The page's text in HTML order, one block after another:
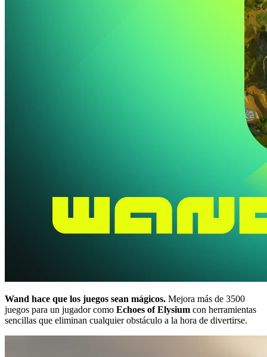
Wand hace que los juegos sean mágicos. Mejora más de 3500
juegos para un jugador como Echoes of Elysium con herramientas
sencillas que eliminan cualquier obstáculo a la hora de divertirse.